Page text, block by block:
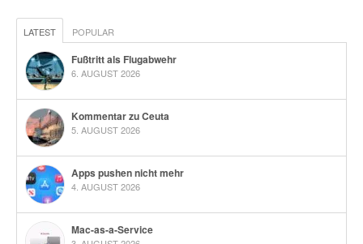
LATEST POPULAR
Fußtritt als Flugabwehr
6. AUGUST 2026
Kommentar zu Ceuta
5. AUGUST 2026
Apps pushen nicht mehr
4. AUGUST 2026
Mac-as-a-Service